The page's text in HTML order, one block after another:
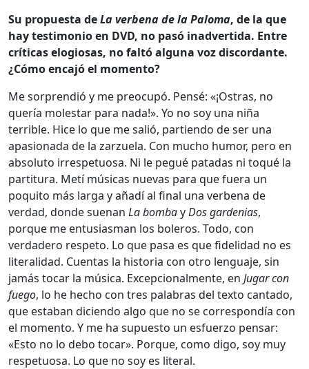
Su propuesta deLa verbena de la Paloma, de la que
hay testimonio en DVD, no pasó inadvertida. Entre
críticas elogiosas, no faltó alguna voz discordante.
¿Cómo encajó el momento?
Me sorprendió y me preocupó. Pensé: «¡Ostras, no
quería molestar para nada!». Yo no soy una niña
terrible. Hice lo que me salió, partiendo de ser una
apasionada de la zarzuela. Con mucho humor, pero en
absoluto irrespetuosa. Ni le pegué patadas ni toqué la
partitura. Metí músicas nuevas para que fuera un
poquito más larga y añadí al final una verbena de
verdad, donde suenan La bombayDos gardenias,
porque me entusiasman los boleros. Todo, con
verdadero respeto. Lo que pasa es que fidelidad no es
literalidad. Cuentas la historia con otro lenguaje, sin
jamás tocar la música. Excepcionalmente, en Jugar con
fuego, lo he hecho con tres palabras del texto cantado,
que estaban diciendo algo que no se correspondía con
el momento. Y me ha supuesto un esfuerzo pensar:
«Esto no lo debo tocar». Porque, como digo, soy muy
respetuosa. Lo que no soy es literal.